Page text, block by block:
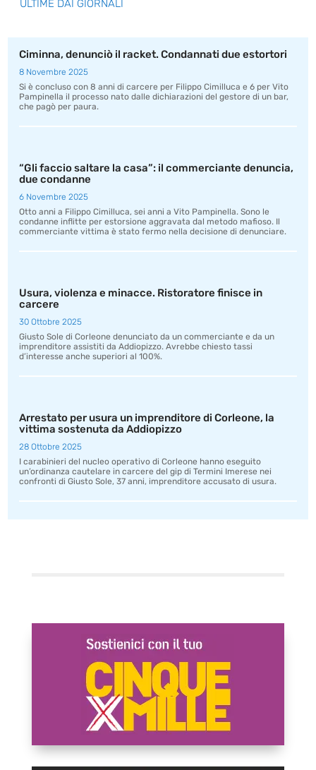
ULTIME DAI GIORNALI
Ciminna, denunciò il racket. Condannati due estortori
8 Novembre 2025
Si è concluso con 8 anni di carcere per Filippo Cimilluca e 6 per Vito
Pampinella il processo nato dalle dichiarazioni del gestore di un bar,
che pagò per paura.
“Gli faccio saltare la casa”: il commerciante denuncia,
due condanne
6 Novembre 2025
Otto anni a Filippo Cimilluca, sei anni a Vito Pampinella. Sono le
condanne inflitte per estorsione aggravata dal metodo mafioso. Il
commerciante vittima è stato fermo nella decisione di denunciare.
Usura, violenza e minacce. Ristoratore finisce in
carcere
30 Ottobre 2025
Giusto Sole di Corleone denunciato da un commerciante e da un
imprenditore assistiti da Addiopizzo. Avrebbe chiesto tassi
d’interesse anche superiori al 100%.
Arrestato per usura un imprenditore di Corleone, la
vittima sostenuta da Addiopizzo
28 Ottobre 2025
I carabinieri del nucleo operativo di Corleone hanno eseguito
un’ordinanza cautelare in carcere del gip di Termini Imerese nei
confronti di Giusto Sole, 37 anni, imprenditore accusato di usura.